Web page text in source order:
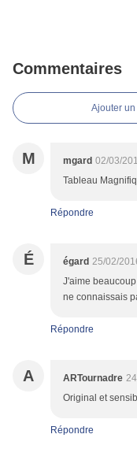
Commentaires
Ajouter
M mgard 02/03/
Tableau
Répondre
É égard 25/02/
J'aime
ne connaissais
Répondre
A ARTournadre
Original et
Répondre